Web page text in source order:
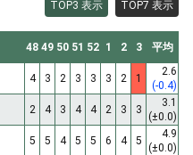
TOP3 表示 TOP7 表示
48 49 50 51 52 1 2 3 平均
4 3 2 3 3 3 2 1
2.6
(-0.4)
2 4 3 4 4 2 3 3
3.1
(±0.0)
5 5 4 5 5 6 4 5
4.9
(±0.0)